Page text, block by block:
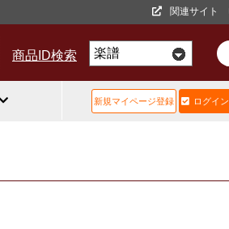
関連サイト
商品ID検索
新規マイページ登録 ログイン